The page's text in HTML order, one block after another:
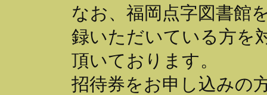
なお、福岡点字図書館
録いただいている方を
頂いております。
招待券をお申し込みの